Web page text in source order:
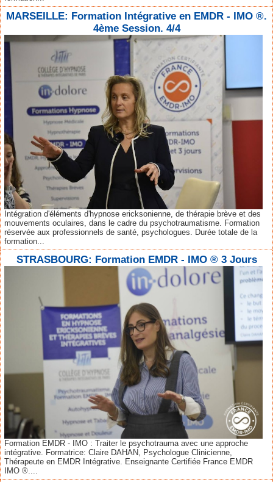
MARSEILLE: Formation Intégrative en EMDR - IMO ®.
4ème Session. 4/4
Intégration d'éléments d'hypnose ericksonienne, de thérapie brève et des
mouvements oculaires, dans le cadre du psychotraumatisme. Formation
réservée aux professionnels de santé, psychologues. Durée totale de la
formation...
STRASBOURG: Formation EMDR - IMO ® 3 Jours
Formation EMDR - IMO : Traiter le psychotrauma avec une approche
intégrative. Formatrice: Claire DAHAN, Psychologue Clinicienne,
Thérapeute en EMDR Intégrative. Enseignante Certifiée France EMDR
IMO ®....